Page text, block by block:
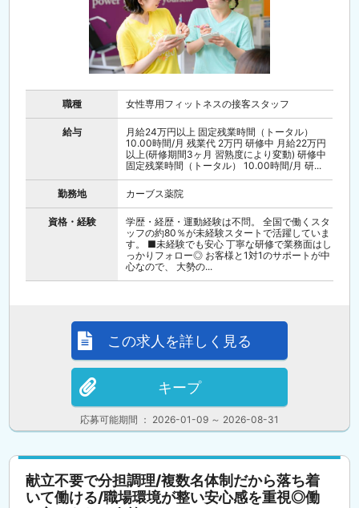
職種 女性専用フィットネスの接客スタッフ
給与
月給24万円以上 固定残業時間（トータル）
10.00時間/月 残業代 2万円 研修中 月給22万円
以上(研修期間3ヶ月 習熟度により変動) 研修中
固定残業時間（トータル） 10.00時間/月 研...
勤務地 カーブス薬院
資格・経験
学歴・経歴・運動経験は不問。 全国で働くスタ
ッフの約80％が未経験スタートで活躍していま
す。 ■未経験でも安心 丁寧な研修で業務面はし
っかりフォロー◎ お客様と1対1のサポートが中
心なので、 大勢の...
応募可能期間 ： 2026-01-09 ～ 2026-08-31
この求人を詳しく見る
キープ
献立不要で分担調理/複数名体制だから落ち着
いて働ける/職場環境が整い安心感を重視◎働